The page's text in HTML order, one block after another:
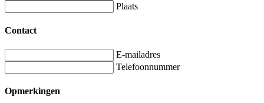
Plaats
Contact
E-mailadres
Telefoonnummer
Opmerkingen